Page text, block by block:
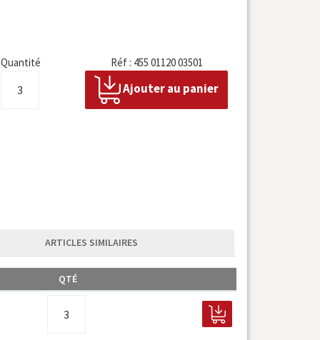
Quantité Réf : 455 01120 03501
Ajouter au panier
ARTICLES SIMILAIRES
QTÉ